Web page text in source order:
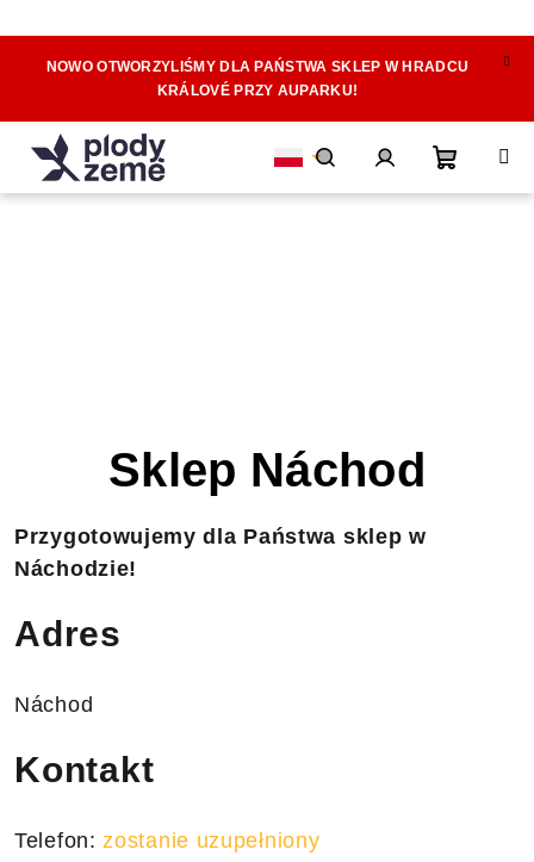
NOWO OTWORZYLIŚMY DLA PAŃSTWA SKLEP W HRADCU
KRÁLOVÉ PRZY AUPARKU!
SzukajZalogujKoszyk
Sklep Náchod
Przygotowujemy dla Państwa sklep w
Náchodzie!
Adres
Náchod
Kontakt
Telefon:zostanie uzupełniony